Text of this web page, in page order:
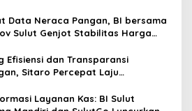
Data Neraca Pangan, BI bersama
Sulut Genjot Stabilitas Harga
Efisiensi dan Transparansi
Sitaro Percepat Laju
Layanan Kas: BI Sulut